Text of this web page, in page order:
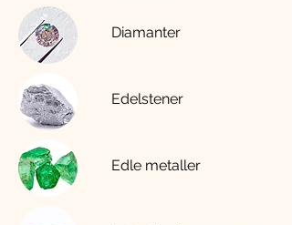
Diamanter
Edelstener
Edle metaller